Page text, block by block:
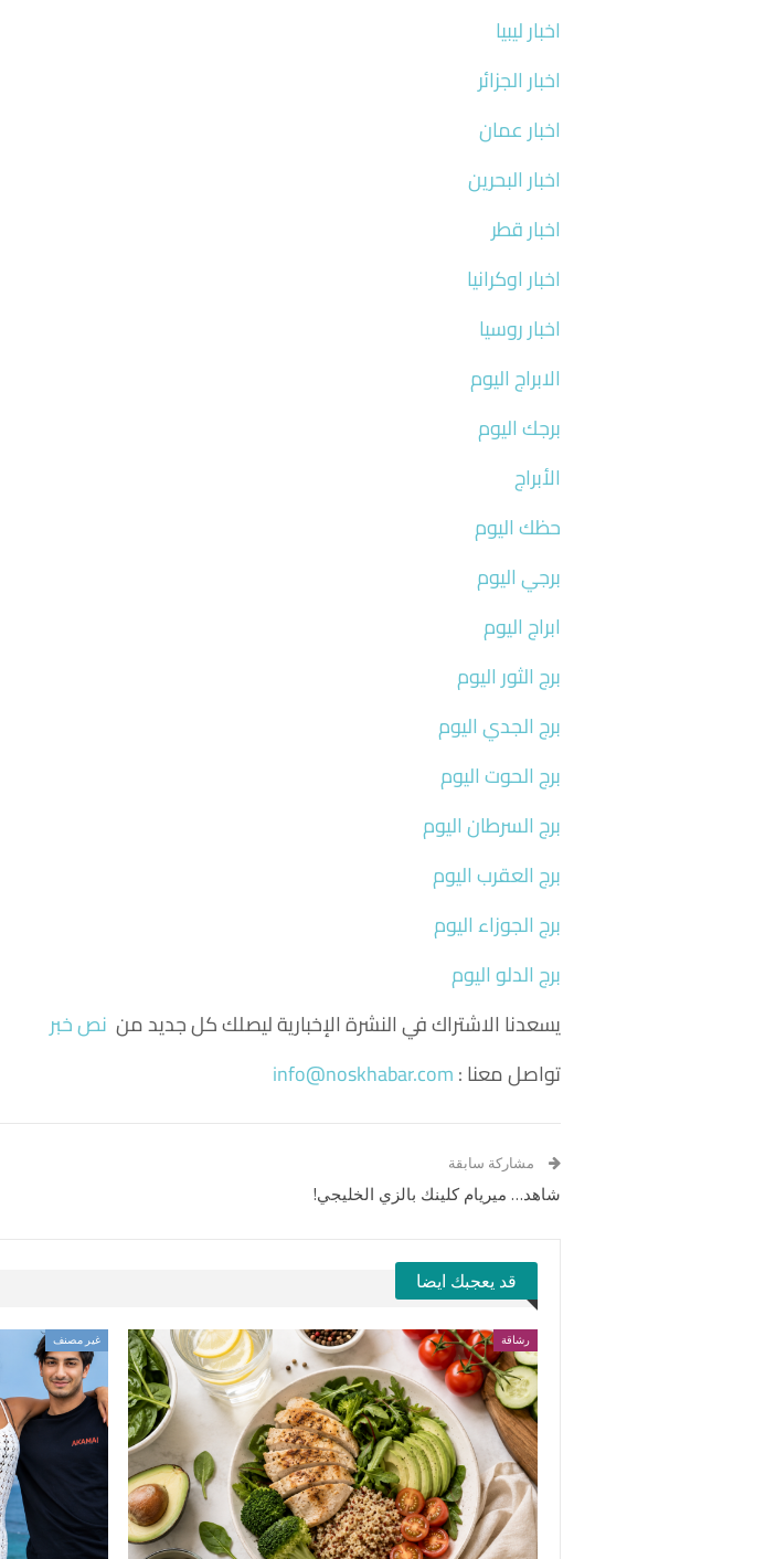
اخبار ليبيا
اخبار الجزائر
اخبار عمان
اخبار البحرين
اخبار قطر
اخبار اوكرانيا
اخبار روسيا
الابراج اليوم
برجك اليوم
الأبراج
حظك اليوم
برجي اليوم
ابراج اليوم
برج الثور اليوم
برج الجدي اليوم
برج الحوت اليوم
برج السرطان اليوم
برج العقرب اليوم
برج الجوزاء اليوم
برج الدلو اليوم
يسعدنا الاشتراك في النشرة الإخبارية ليصلك كل جديد من نص خبر
تواصل معنا :info@noskhabar.com
مشاركة سابقة
شاهد… ميريام كلينك بالزي الخليجي!
قد يعجبك ايضا
رشاقة غير مصنف